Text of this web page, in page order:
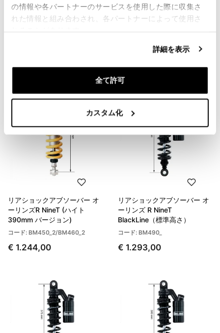
の情報や各パートナーのサービスを使用した際に収集さ
れた情報と組み合わされ、各パートナーによって使用さ
詳細を表示
全て許可
カスタム化
リアショックアブソーバー オ
リアショックアブソーバー オ
コード: BM450_1/BM460_1
€ 1.244,00
リアショックアブソーバー オ
ーリンズR NineT (ハイト
390mm バージョン)
コード: BM450_2/BM460_2
€ 1.244,00
リアショックアブソーバー オ
ーリンズ R NineT
BlackLine（標準高さ）
コード: BM490_
€ 1.293,00